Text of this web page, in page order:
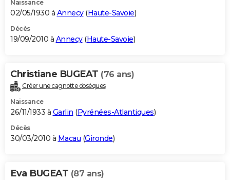
Naissance
02/05/1930 à Annecy(Haute-Savoie)
Décès
19/09/2010 à Annecy(Haute-Savoie)
Christiane BUGEAT (76 ans)
Créer une cagnotte obsèques
Naissance
26/11/1933 à Garlin (Pyrénées-Atlantiques)
Décès
30/03/2010 à Macau (Gironde)
Eva BUGEAT (87 ans)